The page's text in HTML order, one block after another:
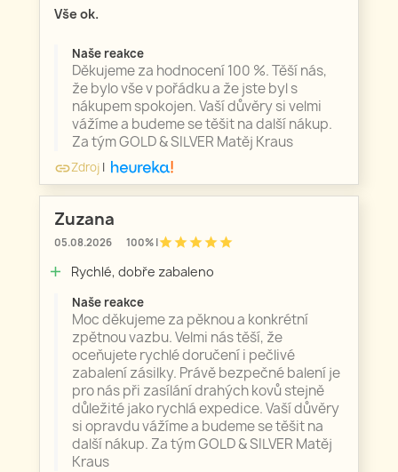
Vše ok.
Naše reakce
Děkujeme za hodnocení 100 %. Těší nás,
že bylo vše v pořádku a že jste byl s
nákupem spokojen. Vaší důvěry si velmi
vážíme a budeme se těšit na další nákup.
Za tým GOLD & SILVER Matěj Kraus
linkZdroj |
Zuzana
05.08.2026 100% |starstarstarstarstar
add Rychlé, dobře zabaleno
Naše reakce
Moc děkujeme za pěknou a konkrétní
zpětnou vazbu. Velmi nás těší, že
oceňujete rychlé doručení i pečlivé
zabalení zásilky. Právě bezpečné balení je
pro nás při zasílání drahých kovů stejně
důležité jako rychlá expedice. Vaší důvěry
si opravdu vážíme a budeme se těšit na
další nákup. Za tým GOLD & SILVER Matěj
Kraus